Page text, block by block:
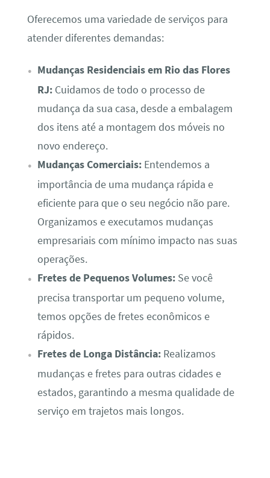
Oferecemos uma variedade de serviços para
atender diferentes demandas:
Mudanças Residenciais em Rio das Flores
RJ:Cuidamos de todo o processo de
mudança da sua casa, desde a embalagem
dos itens até a montagem dos móveis no
novo endereço.
Mudanças Comerciais:Entendemos a
importância de uma mudança rápida e
eficiente para que o seu negócio não pare.
Organizamos e executamos mudanças
empresariais com mínimo impacto nas suas
operações.
Fretes de Pequenos Volumes:Se você
precisa transportar um pequeno volume,
temos opções de fretes econômicos e
rápidos.
Fretes de Longa Distância:Realizamos
mudanças e fretes para outras cidades e
estados, garantindo a mesma qualidade de
serviço em trajetos mais longos.